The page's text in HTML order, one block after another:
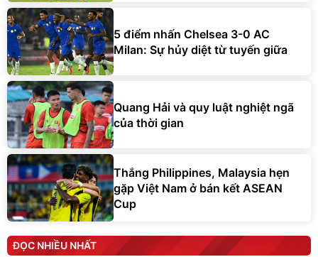
5 điểm nhấn Chelsea 3-0 AC
Milan: Sự hủy diệt từ tuyến giữa
Quang Hải và quy luật nghiệt ngã
của thời gian
Thắng Philippines, Malaysia hẹn
gặp Việt Nam ở bán kết ASEAN
Cup
ĐỌC NHIỀU NHẤT